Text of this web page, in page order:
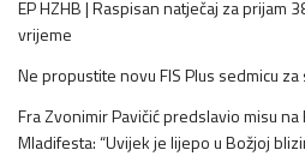
EP HZHB | Raspisan natječaj za prijam
vrijeme
Ne propustite novu FIS Plus sedmicu
Fra Zvonimir Pavičić predslavio misu na
Mladifesta: “Uvijek je lijepo u Božjoj